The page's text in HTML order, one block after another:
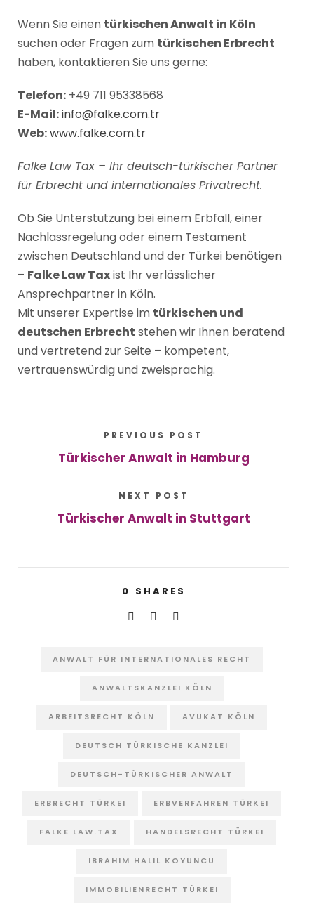
Wenn Sie einen türkischen Anwalt in Köln
suchen oder Fragen zum türkischen Erbrecht
haben, kontaktieren Sie uns gerne:
Telefon: +49 711 95338568
E-Mail:info@falke.com.tr
Web:www.falke.com.tr
Falke Law Tax – Ihr deutsch-türkischer Partner
für Erbrecht und internationales Privatrecht.
Ob Sie Unterstützung bei einem Erbfall, einer
Nachlassregelung oder einem Testament
zwischen Deutschland und der Türkei benötigen
– Falke Law Taxist Ihr verlässlicher
Ansprechpartner in Köln.
Mit unserer Expertise im türkischen und
deutschen Erbrecht stehen wir Ihnen beratend
und vertretend zur Seite – kompetent,
vertrauenswürdig und zweisprachig.
PREVIOUS POST
Türkischer Anwalt in Hamburg
NEXT POST
Türkischer Anwalt in Stuttgart
0 SHARES
ANWALT FÜR INTERNATIONALES RECHT
ANWALTSKANZLEI KÖLN
ARBEITSRECHT KÖLN AVUKAT KÖLN
DEUTSCH TÜRKISCHE KANZLEI
DEUTSCH-TÜRKISCHER ANWALT
ERBRECHT TÜRKEI ERBVERFAHREN TÜRKEI
FALKE LAW.TAX HANDELSRECHT TÜRKEI
IBRAHIM HALIL KOYUNCU
IMMOBILIENRECHT TÜRKEI